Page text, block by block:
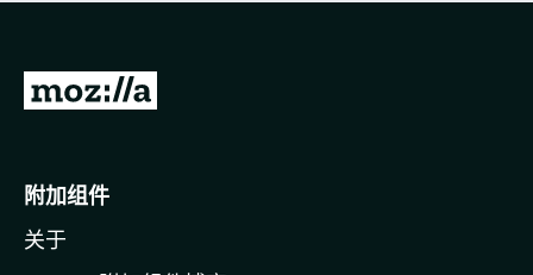
无
转
o
i
附加组件
关于